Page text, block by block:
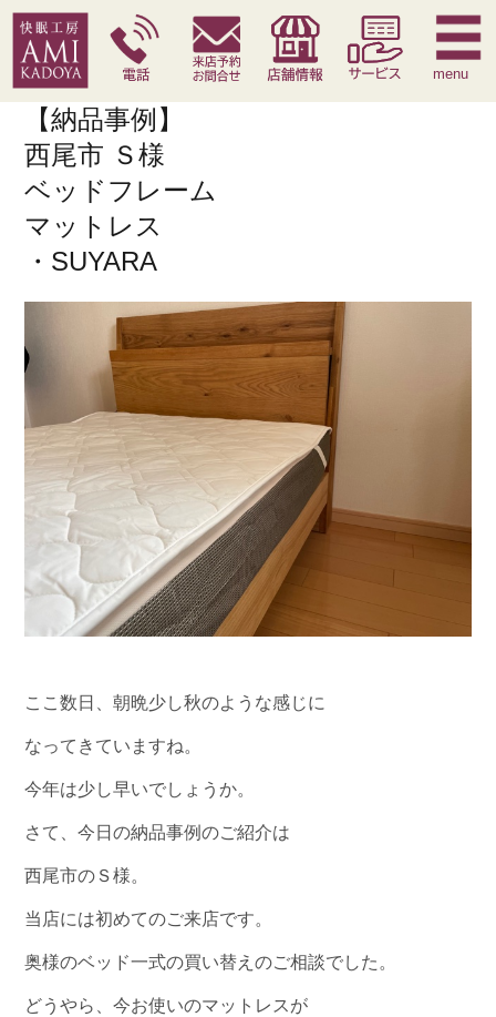
快眠枕 腰痛対策寝具 季節寝具 サービス
menu
【納品事例】
西尾市 Ｓ様
ベッドフレーム
マットレス
・SUYARA
ここ数日、朝晩少し秋のような感じに
なってきていますね。
今年は少し早いでしょうか。
さて、今日の納品事例のご紹介は
西尾市のＳ様。
当店には初めてのご来店です。
奥様のベッド一式の買い替えのご相談でした。
どうやら、今お使いのマットレスが